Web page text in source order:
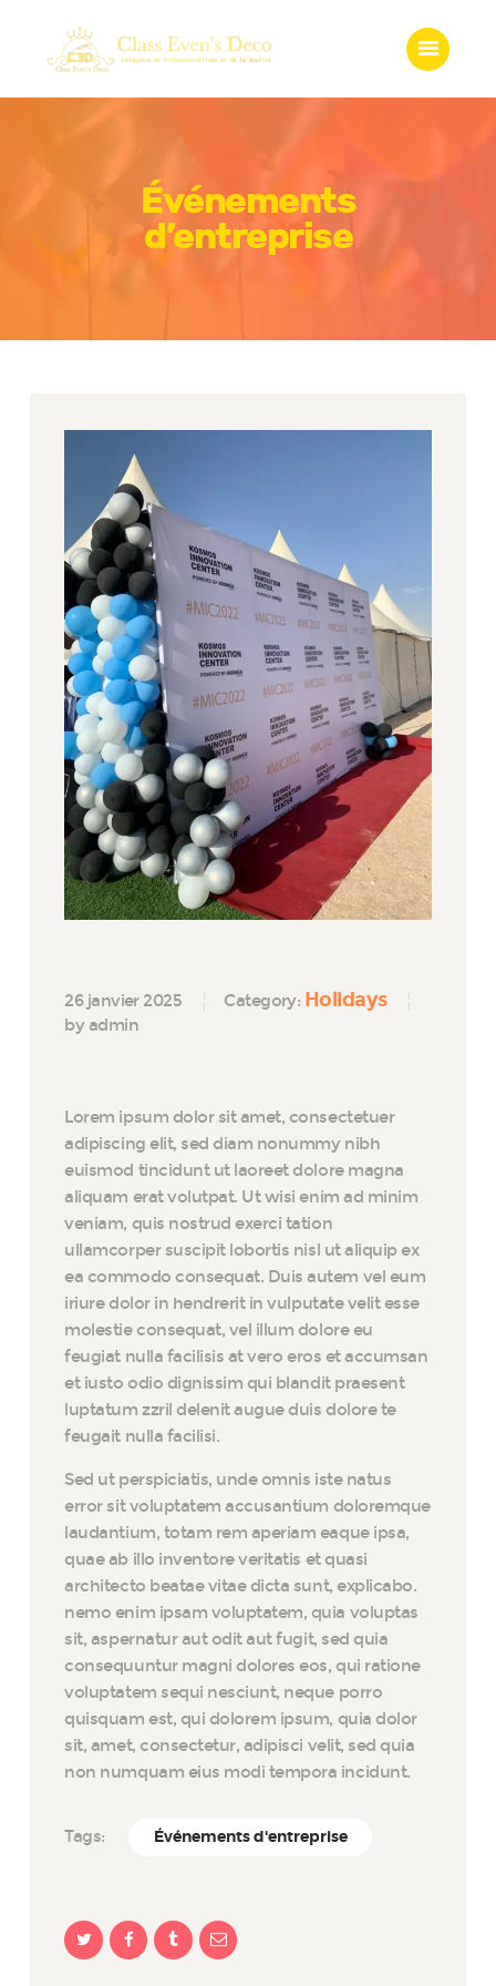
Événements
d’entreprise
Accueil
Boutique
Galerie
Contact
26 janvier 2025 Category: Holidays
by admin
Lorem ipsum dolor sit amet, consectetuer
adipiscing elit, sed diam nonummy nibh
euismod tincidunt ut laoreet dolore magna
aliquam erat volutpat. Ut wisi enim ad minim
veniam, quis nostrud exerci tation
ullamcorper suscipit lobortis nisl ut aliquip ex
ea commodo consequat. Duis autem vel eum
iriure dolor in hendrerit in vulputate velit esse
molestie consequat, vel illum dolore eu
feugiat nulla facilisis at vero eros et accumsan
et iusto odio dignissim qui blandit praesent
luptatum zzril delenit augue duis dolore te
feugait nulla facilisi.
Sed ut perspiciatis, unde omnis iste natus
error sit voluptatem accusantium doloremque
laudantium, totam rem aperiam eaque ipsa,
quae ab illo inventore veritatis et quasi
architecto beatae vitae dicta sunt, explicabo.
nemo enim ipsam voluptatem, quia voluptas
sit, aspernatur aut odit aut fugit, sed quia
consequuntur magni dolores eos, qui ratione
voluptatem sequi nesciunt, neque porro
quisquam est, qui dolorem ipsum, quia dolor
sit, amet, consectetur, adipisci velit, sed quia
non numquam eius modi tempora incidunt.
Tags: Événements d'entreprise